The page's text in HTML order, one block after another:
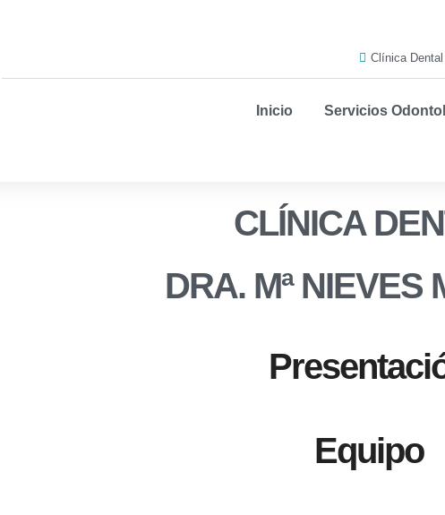
Clínica
Inicio Servicios
CLÍNICA
DRA. Mª NIEVES
Equipo